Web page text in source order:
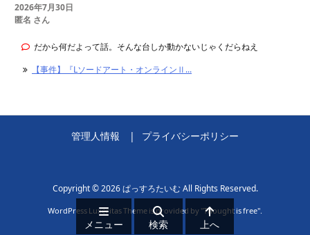
2026年7月30日
匿名 さん
だから何だよって話。そんな台しか動かないじゃくだらねえ
【事件】『Lソードアート・オンラインⅡ...
管理人情報 プライバシーポリシー
Copyright ©2026 ぱっすろたいむAll Rights Reserved.
WordPress Luxeritas Theme is provided by "Thought is free".
メニュー 検索 上へ